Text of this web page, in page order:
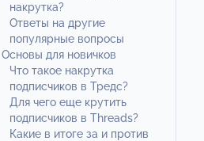
накрутка?
Ответы на другие
популярные вопросы
Основы для новичков
Что такое накрутка
подписчиков в Тредс?
Для чего еще крутить
подписчиков в Threads?
Какие в итоге за и против